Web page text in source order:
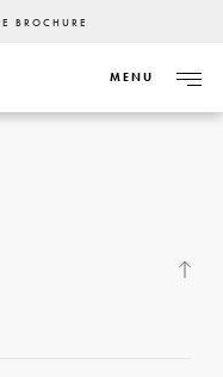
BROCHURE
MENU